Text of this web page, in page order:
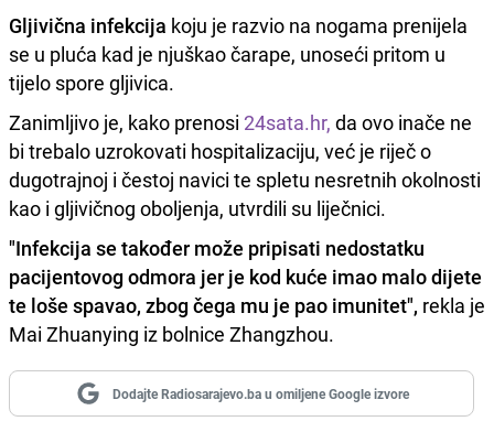
Gljivična infekcija koju je razvio na nogama prenijela
se u pluća kad je njuškao čarape, unoseći pritom u
tijelo spore gljivica.
Zanimljivo je, kako prenosi 24sata.hr, da ovo inače ne
bi trebalo uzrokovati hospitalizaciju, već je riječ o
dugotrajnoj i čestoj navici te spletu nesretnih okolnosti
kao i gljivičnog oboljenja, utvrdili su liječnici.
"Infekcija se također može pripisati nedostatku
pacijentovog odmora jer je kod kuće imao malo dijete
te loše spavao, zbog čega mu je pao imunitet", rekla je
Mai Zhuanying iz bolnice Zhangzhou.
Dodajte Radiosarajevo.ba u omiljene Google izvore